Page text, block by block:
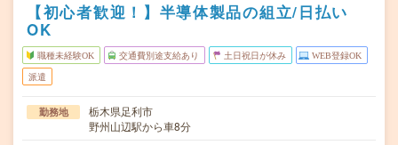
【初心者歓迎！】半導体製品の組立/日払い
OK
職種未経験OK 交通費別途支給あり 土日祝日が休み WEB登録OK
派遣
勤務地
栃木県足利市
野州山辺駅から車8分